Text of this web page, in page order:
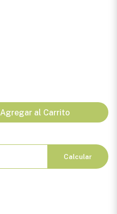
Agregar al Carrito
Calcular